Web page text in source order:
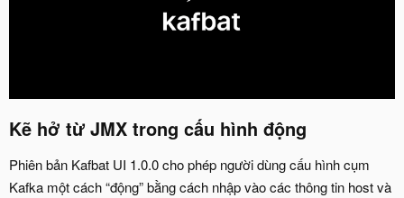
Kẽ hở từ JMX trong cấu hình động​
Phiên bản Kafbat UI 1.0.0 cho phép người dùng cấu hình cụm
Kafka một cách “động” bằng cách nhập vào các thông tin host và